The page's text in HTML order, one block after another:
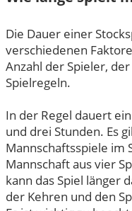
Die Dauer einer
verschiedenen
Anzahl der Spieler,
Spielregeln.
In der Regel dauert
und drei Stunden. Es
Mannschaftsspiele im
Mannschaft aus vier
kann das Spiel länger
der Kehren und den